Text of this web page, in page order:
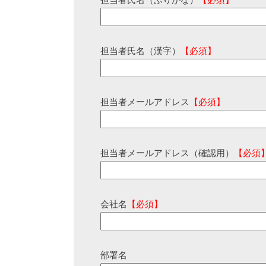
担当者氏名（漢字） 【必須】
担当者メールアドレス 【必須】
担当者メールアドレス（確認用） 【必須
会社名 【必須】
部署名